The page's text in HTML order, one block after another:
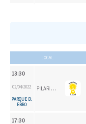
LOCAL
13:30
02/04/2022
PARQUE D.
EBRO
PILARICAS
17:30